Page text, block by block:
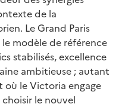
de la
Le Grand Paris
modèle de référence
stabilisés, excellence
ambitieuse ; autant
où le Victoria engage
choisir le nouvel